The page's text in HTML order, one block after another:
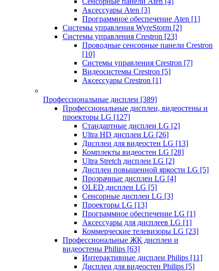
Аксессуары Aten [3]
Программное обеспечение Aten [1]
Системы управления WyreStorm [2]
Системы управления Crestron [23]
Проводные сенсорные панели Crestron
[10]
Системы управления Crestron [7]
Видеосистемы Crestron [5]
Аксессуары Crestron [1]
Профессиональные дисплеи [389]
Профессиональные дисплеи, видеостены и
проекторы LG [127]
Стандартные дисплеи LG [2]
Ultra HD дисплеи LG [26]
Дисплеи для видеостен LG [13]
Комплекты видеостен LG [28]
Ultra Stretch дисплеи LG [2]
Дисплеи повышенной яркости LG [5]
Прозрачные дисплеи LG [4]
OLED дисплеи LG [5]
Сенсорные дисплеи LG [3]
Проекторы LG [13]
Программное обеспечение LG [1]
Аксессуары для дисплеев LG [1]
Коммерческие телевизоры LG [23]
Профессиональные ЖК дисплеи и
видеостены Philips [63]
Интерактивные дисплеи Philips [11]
Дисплеи для видеостен Philips [5]